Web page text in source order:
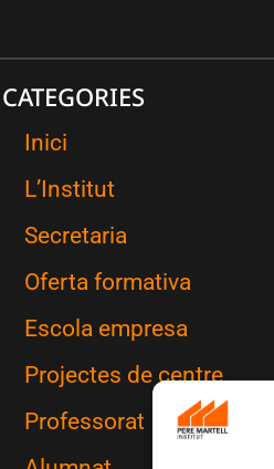
CATEGORIES
Inici
L’Institut
Secretaria
Oferta formativa
Escola empresa
Projectes de centre
Professorat